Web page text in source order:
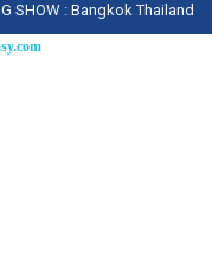
SHOW : Bangkok Thailand